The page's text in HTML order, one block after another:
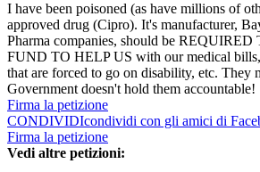
I have been poisoned (as have millions of
approved drug (Cipro). It's manufacturer,
Pharma companies, should be
FUND TO HELP US with our medical
that are forced to go on disability, etc. They
Government doesn't hold them accountable!
Firma la petizione
CONDIVIDIcondividi con gli amici di
Firma la petizione
Vedi altre petizioni: